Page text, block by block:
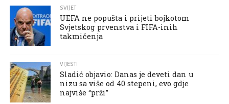
SVIJET
UEFA ne popušta i prijeti bojkotom
Svjetskog prvenstva i FIFA-inih
takmičenja
VIJESTI
Sladić objavio: Danas je deveti dan u
nizu sa više od 40 stepeni, evo gdje
najviše “prži”